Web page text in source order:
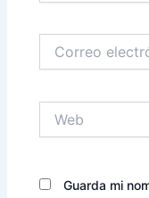
electrónico*
Guarda mi